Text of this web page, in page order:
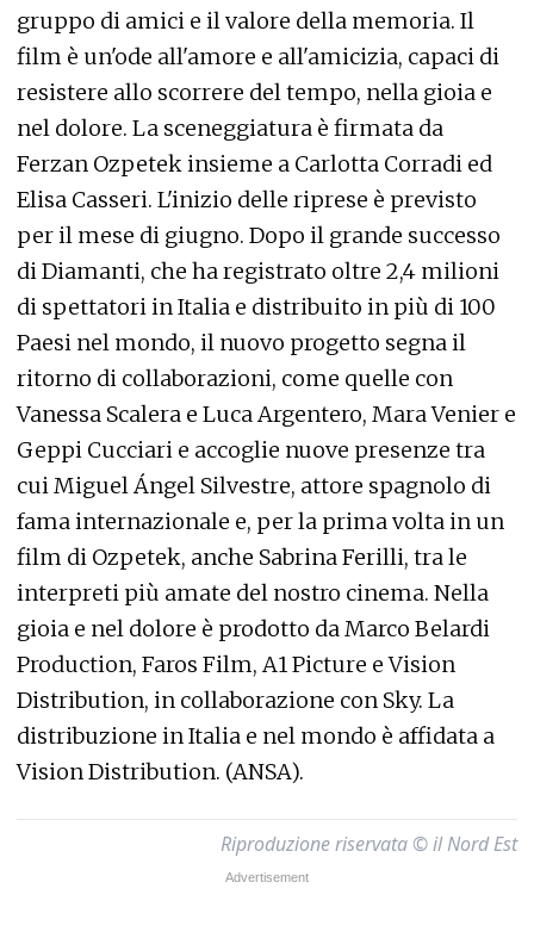
gruppo di amici e il valore della memoria. Il
film è un'ode all'amore e all'amicizia, capaci di
resistere allo scorrere del tempo, nella gioia e
nel dolore. La sceneggiatura è firmata da
Ferzan Ozpetek insieme a Carlotta Corradi ed
Elisa Casseri. L'inizio delle riprese è previsto
per il mese di giugno. Dopo il grande successo
di Diamanti, che ha registrato oltre 2,4 milioni
di spettatori in Italia e distribuito in più di 100
Paesi nel mondo, il nuovo progetto segna il
ritorno di collaborazioni, come quelle con
Vanessa Scalera e Luca Argentero, Mara Venier e
Geppi Cucciari e accoglie nuove presenze tra
cui Miguel Ángel Silvestre, attore spagnolo di
fama internazionale e, per la prima volta in un
film di Ozpetek, anche Sabrina Ferilli, tra le
interpreti più amate del nostro cinema. Nella
gioia e nel dolore è prodotto da Marco Belardi
Production, Faros Film, A1 Picture e Vision
Distribution, in collaborazione con Sky. La
distribuzione in Italia e nel mondo è affidata a
Vision Distribution. (ANSA).
Riproduzione riservata © il Nord Est